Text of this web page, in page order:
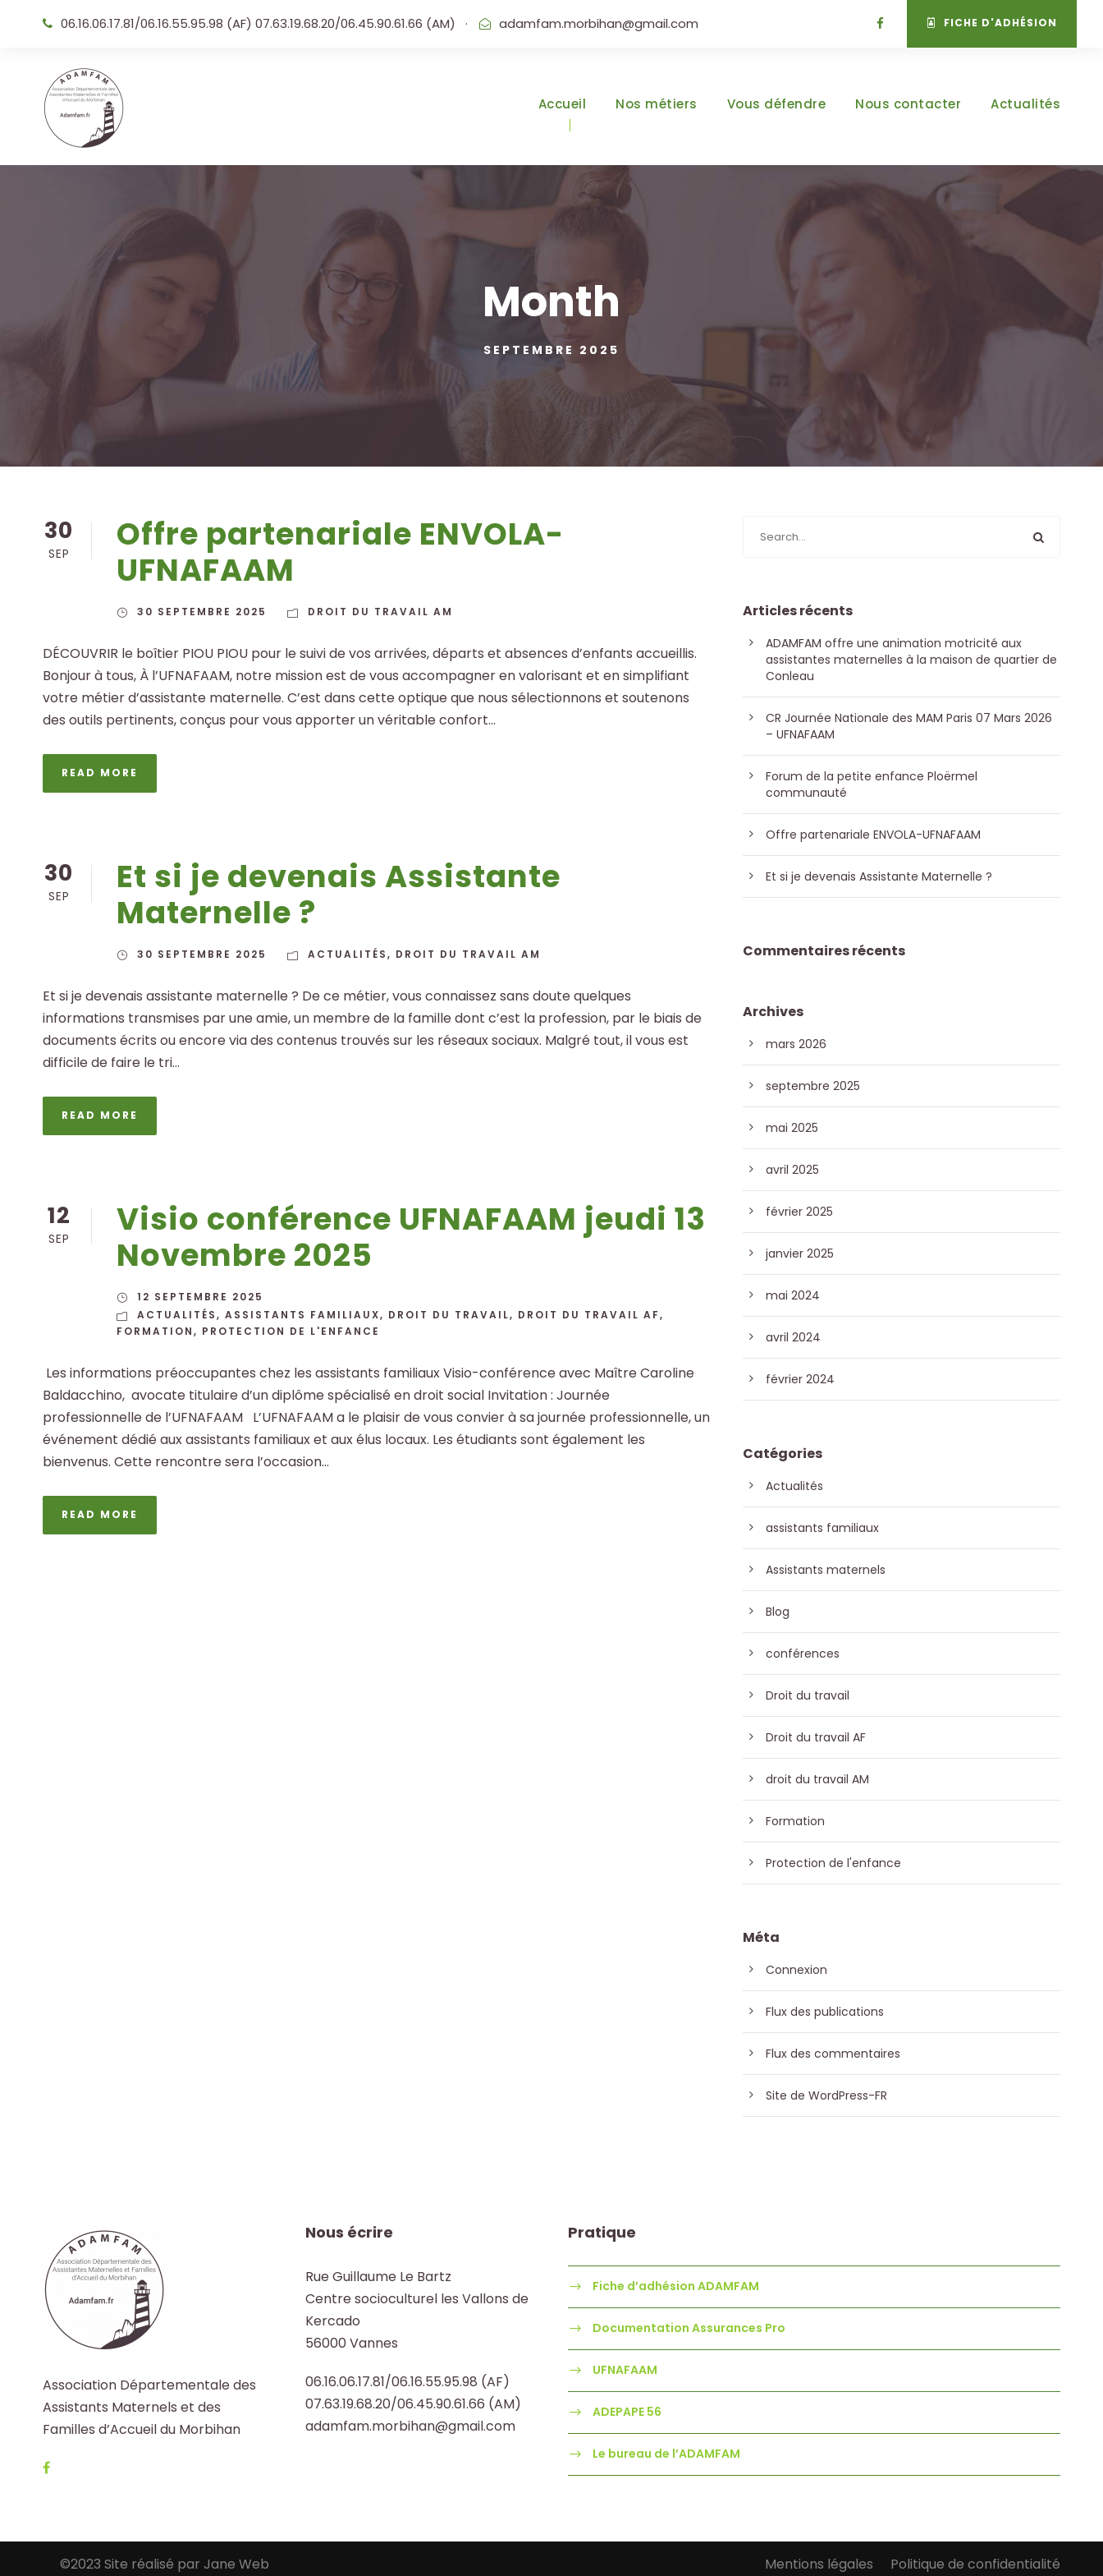
06.16.06.17.81/06.16.55.95.98 (AF) 07.63.19.68.20/06.45.90.61.66 (AM) · adamfam.morbihan@gmail.com FICHE D'ADHÉSION
Accueil Nos métiers Vous défendre Nous contacter Actualités
Month
SEPTEMBRE 2025
30
SEP
Offre partenariale ENVOLA-
UFNAFAAM
30 SEPTEMBRE 2025 DROIT DU TRAVAIL AM
DÉCOUVRIR le boîtier PIOU PIOU pour le suivi de vos arrivées, départs et absences d’enfants accueillis.
Bonjour à tous, À l’UFNAFAAM, notre mission est de vous accompagner en valorisant et en simplifiant
votre métier d’assistante maternelle. C’est dans cette optique que nous sélectionnons et soutenons
des outils pertinents, conçus pour vous apporter un véritable confort...
READ MORE
30
SEP
Et si je devenais Assistante
Maternelle ?
30 SEPTEMBRE 2025 ACTUALITÉS, DROIT DU TRAVAIL AM
Et si je devenais assistante maternelle ? De ce métier, vous connaissez sans doute quelques
informations transmises par une amie, un membre de la famille dont c’est la profession, par le biais de
documents écrits ou encore via des contenus trouvés sur les réseaux sociaux. Malgré tout, il vous est
difficile de faire le tri...
READ MORE
12
SEP
Visio conférence UFNAFAAM jeudi 13
Novembre 2025
12 SEPTEMBRE 2025
ACTUALITÉS, ASSISTANTS FAMILIAUX, DROIT DU TRAVAIL, DROIT DU TRAVAIL AF,
FORMATION, PROTECTION DE L'ENFANCE
­ Les informations préoccupantes chez les assistants familiaux Visio-conférence avec Maître Caroline
Baldacchino, avocate titulaire d’un diplôme spécialisé en droit social Invitation : Journée
professionnelle de l’UFNAFAAM L’UFNAFAAM a le plaisir de vous convier à sa journée professionnelle, un
événement dédié aux assistants familiaux et aux élus locaux. Les étudiants sont également les
bienvenus. Cette rencontre sera l’occasion...
READ MORE
Articles récents
ADAMFAM offre une animation motricité aux
assistantes maternelles à la maison de quartier de
Conleau
CR Journée Nationale des MAM Paris 07 Mars 2026
– UFNAFAAM
Forum de la petite enfance Ploërmel
communauté
Offre partenariale ENVOLA-UFNAFAAM
Et si je devenais Assistante Maternelle ?
Commentaires récents
Archives
mars 2026
septembre 2025
mai 2025
avril 2025
février 2025
janvier 2025
mai 2024
avril 2024
février 2024
Catégories
Actualités
assistants familiaux
Assistants maternels
Blog
conférences
Droit du travail
Droit du travail AF
droit du travail AM
Formation
Protection de l'enfance
Méta
Connexion
Flux des publications
Flux des commentaires
Site de WordPress-FR
Association Départementale des
Assistants Maternels et des
Familles d’Accueil du Morbihan
Nous écrire
Rue Guillaume Le Bartz
Centre socioculturel les Vallons de
Kercado
56000 Vannes
06.16.06.17.81/06.16.55.95.98 (AF)
07.63.19.68.20/06.45.90.61.66 (AM)
adamfam.morbihan@gmail.com
Pratique
Fiche d’adhésion ADAMFAM
Documentation Assurances Pro
UFNAFAAM
ADEPAPE 56
Le bureau de l’ADAMFAM
©2023 Site réalisé par Jane Web Mentions légales Politique de confidentialité